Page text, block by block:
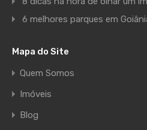
6 melhores parques em
Mapa do Site
Quem Somos
Imóveis
Blog